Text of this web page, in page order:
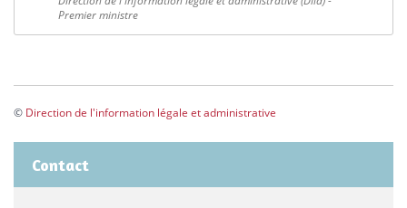
Premier ministre
© Direction de l'information légale et administrative
Contact